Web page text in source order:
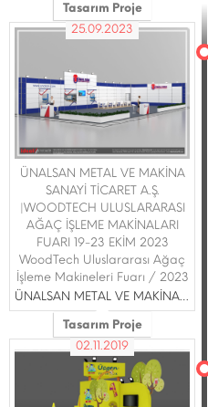
Tasarım Proje
25.09.2023
ÜNALSAN METAL VE MAKİNA
SANAYİ TİCARET A.Ş.
|WOODTECH ULUSLARARASI
AĞAÇ İŞLEME MAKİNALARI
FUARI 19-23 EKİM 2023
WoodTech Uluslararası Ağaç
İşleme Makineleri Fuarı / 2023
ÜNALSAN METAL VE MAKİNA SANAYİ TİCARET A.Ş.
Tasarım Proje
02.11.2019